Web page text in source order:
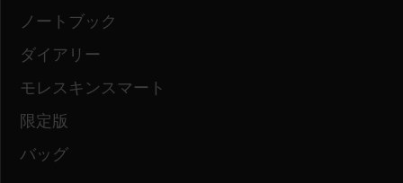
ノートブック
ダイアリー
モレスキンスマート
限定版
バッグ